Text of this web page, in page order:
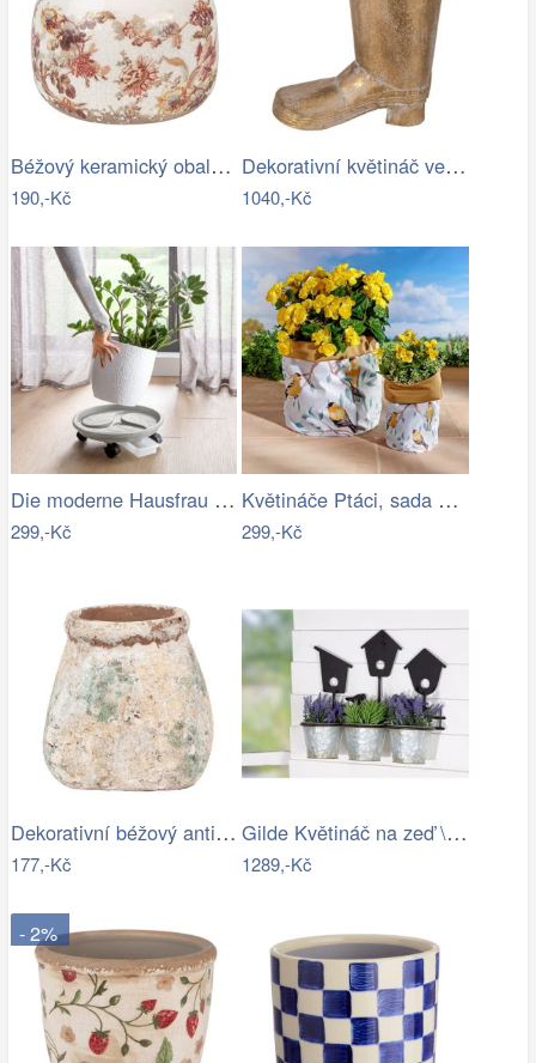
Béžový keramický obal na květináč s…
190,-Kč
Dekorativní květináč ve tvaru boty –…
1040,-Kč
Die moderne Hausfrau Pojízdná miska pod…
299,-Kč
Květináče Ptáci, sada 2 ks
299,-Kč
Dekorativní béžový antik terakotový…
177,-Kč
Gilde Květináč na zeď \"Vogelhaus\"
1289,-Kč
- 2%